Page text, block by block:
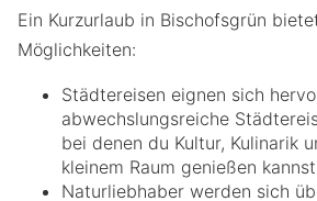
Ein Kurzurlaub in Bischofsgrün
Möglichkeiten:
Städtereisen eignen sich
abwechslungsreiche
bei denen du Kultur, Kulinarik
kleinem Raum genießen
Naturliebhaber werden sich